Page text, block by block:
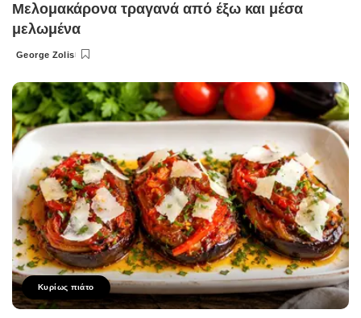
Μελομακάρονα τραγανά από έξω και μέσα
μελωμένα
Posted
George Zolis
Κυρίως πιάτο